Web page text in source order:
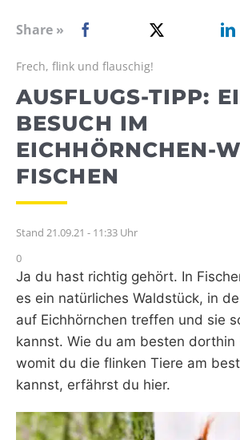
WEBRADIO
Share »
Frech, flink und flauschig!
AUSFLUGS-TIPP:
BESUCH IM
EICHHÖRNCHEN-
FISCHEN
Stand 21.09.21 - 11:33 Uhr
0
Ja du hast richtig gehört. In
es ein natürliches Waldstück, in
auf Eichhörnchen treffen und sie
kannst. Wie du am besten dorthin
womit du die flinken Tiere am
kannst, erfährst du hier.